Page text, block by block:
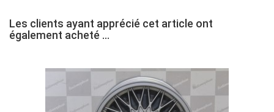
Les clients ayant apprécié cet article ont
également acheté ...